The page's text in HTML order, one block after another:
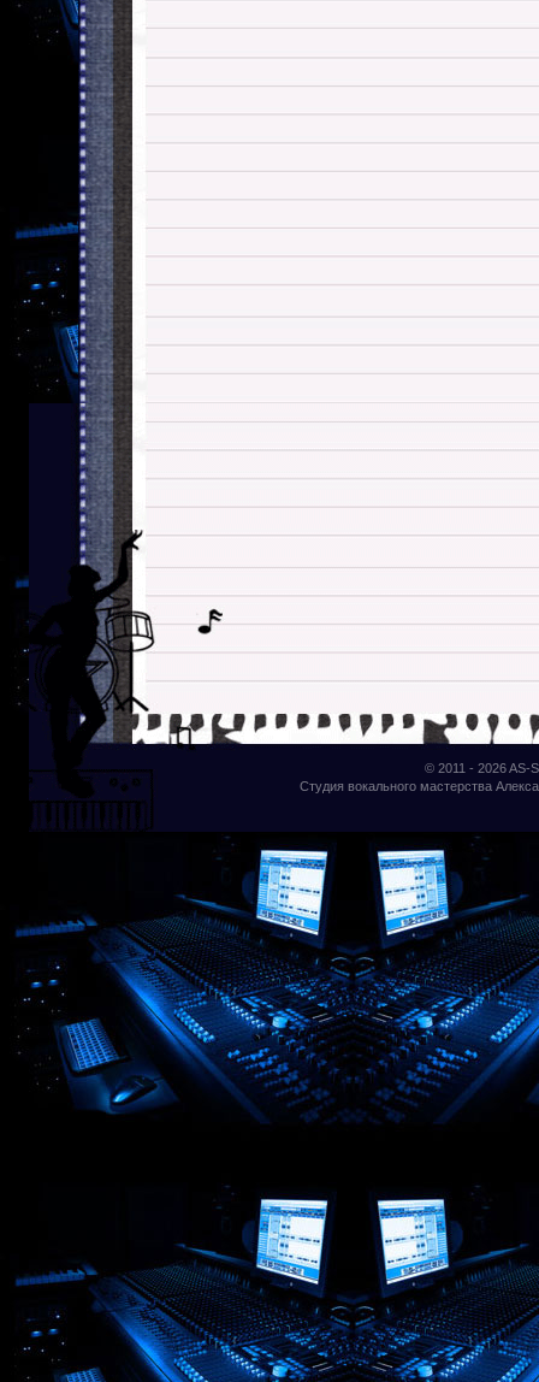
© 2011 - 2026AS-
Студия вокального мастерства